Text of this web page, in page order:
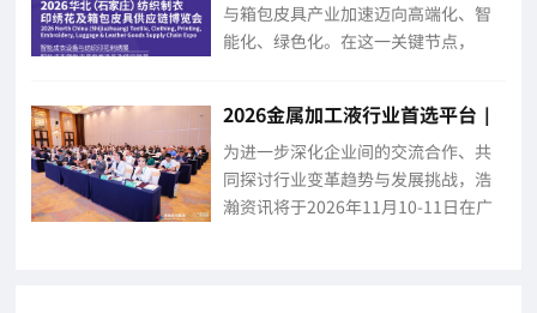
与箱包皮具产业加速迈向高端化、智
能化、绿色化。在这一关键节点，
2026年10月20日—22日，2026ITCPE
华北（石家庄）纺博会将在石家...
2026金属加工液行业首选平台｜
中国国际金属加工液技术研讨会
及工业设备润滑大会
为进一步深化企业间的交流合作、共
同探讨行业变革趋势与发展挑战，浩
瀚资讯将于2026年11月10-11日在广